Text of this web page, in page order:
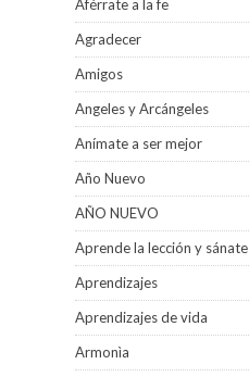
Aférrate a la fe
Agradecer
Amigos
Angeles y Arcángeles
Anímate a ser mejor
Año Nuevo
AÑO NUEVO
Aprende la lección y sánate
Aprendizajes
Aprendizajes de vida
Armonìa